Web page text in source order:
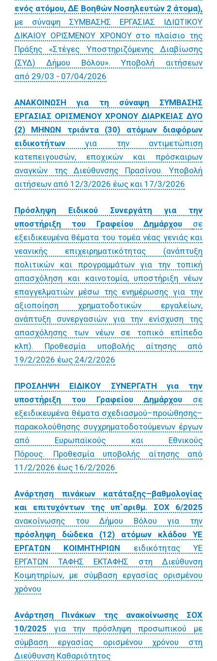
ενός ατόμου, ΔΕ Βοηθών Νοσηλευτών 2 άτομα),
με σύναψη ΣΥΜΒΑΣΗΣ ΕΡΓΑΣΙΑΣ ΙΔΙΩΤΙΚΟΥ
ΔΙΚΑΙΟΥ ΟΡΙΣΜΕΝΟΥ ΧΡΟΝΟΥ στο πλαίσιο της
Πράξης «Στέγες Υποστηριζόμενης Διαβίωσης
(ΣΥΔ) Δήμου Βόλου». Υποβολή αιτήσεων
από 29/03 - 07/04/2026
ΑΝΑΚΟΙΝΩΣΗ για τη σύναψη ΣΥΜΒΑΣΗΣ
ΕΡΓΑΣΙΑΣ ΟΡΙΣΜΕΝΟΥ ΧΡΟΝΟΥ ΔΙΑΡΚΕΙΑΣ ΔΥΟ
(2) ΜΗΝΩΝ τριάντα (30) ατόμων διαφόρων
ειδικοτήτων για την αντιμετώπιση
κατεπειγουσών, εποχικών και πρόσκαιρων
αναγκών της Διεύθυνσης Πρασίνου. Yποβολή
αιτήσεων από 12/3/2026 έως και 17/3/2026
Πρόσληψη Ειδικού Συνεργάτη για την
υποστήριξη του Γραφείου Δημάρχου σε
εξειδικευμένα θέματα του τομέα νέας γενιάς και
νεανικής επιχειρηματικότητας (ανάπτυξη
πολιτικών και προγραμμάτων για την τοπική
απασχόληση και καινοτομία, υποστήριξη νέων
επαγγελματιών μέσω της ενημέρωσης για την
αξιοποίηση χρηματοδοτικών εργαλείων,
ανάπτυξη συνεργασιών για την ενίσχυση της
απασχόλησης των νέων σε τοπικό επίπεδο
κλπ). Προθεσμία υποβολής αίτησης από
19/2/2026 έως 24/2/2026
ΠΡΟΣΛΗΨΗ ΕΙΔΙΚΟΥ ΣΥΝΕΡΓΑΤΗ για την
υποστήριξη του Γραφείου Δημάρχου σε
εξειδικευμένα θέματα σχεδιασμού–προώθησης–
παρακολούθησης συγχρηματοδοτούμενων έργων
από Ευρωπαϊκούς και Εθνικούς
Πόρους. Προθεσμία υποβολής αίτησης από
11/2/2026 έως 16/2/2026
Ανάρτηση πινάκων κατάταξης–βαθμολογίας
και επιτυχόντων της υπ`αριθμ. ΣΟΧ 6/2025
ανακοίνωσης του Δήμου Βόλου για την
πρόσληψη δώδεκα (12) ατόμων κλάδου ΥΕ
ΕΡΓΑΤΩΝ ΚΟΙΜΗΤΗΡΙΩΝ ειδικότητας ΥΕ
ΕΡΓΑΤΩΝ ΤΑΦΗΣ ΕΚΤΑΦΗΣ στη Διεύθυνση
Κοιμητηρίων, με σύμβαση εργασίας ορισμένου
χρόνου
Ανάρτηση Πινάκων της ανακοίνωσης ΣΟΧ
10/2025 για την πρόσληψη προσωπικού με
σύμβαση εργασίας ορισμένου χρόνου στη
Διεύθυνση Καθαριότητος